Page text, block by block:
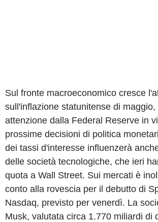
Sul fronte macroeconomico cresce
sull'inflazione statunitense di
attenzione dalla Federal Reserve in
prossime decisioni di politica
dei tassi d'interesse influenzerà
delle società tecnologiche, che ieri
quota a Wall Street. Sui mercati è
conto alla rovescia per il debutto di
Nasdaq, previsto per venerdì. La
Musk, valutata circa 1.770 miliardi di